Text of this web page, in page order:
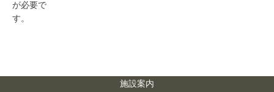
が必要で
す。
施設案内